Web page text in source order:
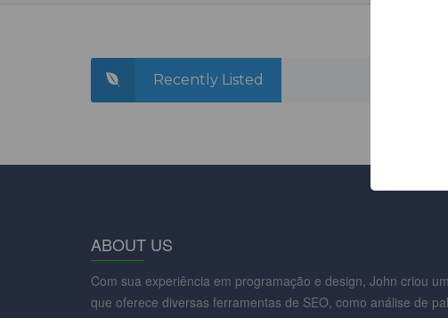
Recently Listed
ABOUT US
Com sua experiência em programação e design, John criou
que oferece diversas ferramentas de SEO, como análise de